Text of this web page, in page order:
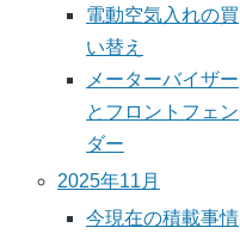
電動空気入れの買
い替え
メーターバイザー
とフロントフェン
ダー
2025年11月
今現在の積載事情